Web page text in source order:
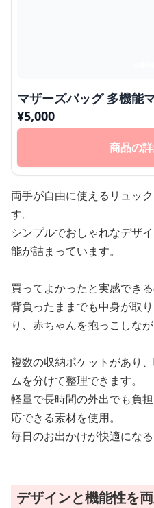
マザーズバッグ 多機能
¥5,000
商品の
両手が自由に使えるリュッ
す。
シンプルでおしゃれなデザ
能が詰まっています。
買ってよかったと実感でき
背負ったままでも中身が取
り、赤ちゃんを抱っこしな
複数の収納ポケットがあり
ムを分けて整理できます。
軽量で長時間の外出でも負
応できる素材を使用。
毎日のお出かけが快適にな
デザインと機能性を